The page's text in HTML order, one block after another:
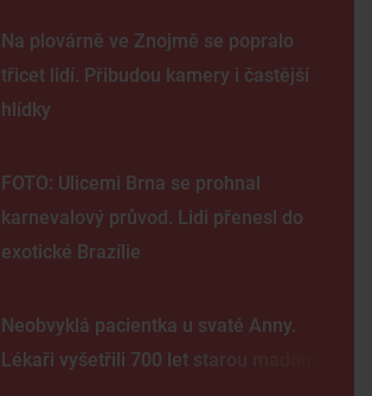
Na plovárně ve Znojmě se popralo
třicet lidí. Přibudou kamery i častější
hlídky
FOTO: Ulicemi Brna se prohnal
karnevalový průvod. Lidi přenesl do
exotické Brazílie
Neobvyklá pacientka u svaté Anny.
Lékaři vyšetřili 700 let starou madonu